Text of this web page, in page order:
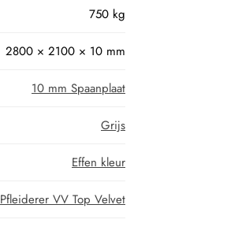
750 kg
2800 × 2100 × 10 mm
10 mm Spaanplaat
Grijs
Effen kleur
Pfleiderer VV Top Velvet